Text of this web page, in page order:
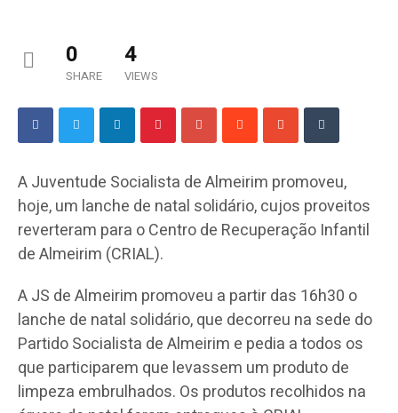
0
SHARE
4
VIEWS
A Juventude Socialista de Almeirim promoveu,
hoje, um lanche de natal solidário, cujos proveitos
reverteram para o Centro de Recuperação Infantil
de Almeirim (CRIAL).
A JS de Almeirim promoveu a partir das 16h30 o
lanche de natal solidário, que decorreu na sede do
Partido Socialista de Almeirim e pedia a todos os
que participarem que levassem um produto de
limpeza embrulhados. Os produtos recolhidos na